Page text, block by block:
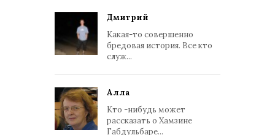
Дмитрий
Какая-то совершенно
бредовая история. Все кто
служ...
Алла
Кто -нибудь может
рассказать о Хамзине
Габдульбаре...